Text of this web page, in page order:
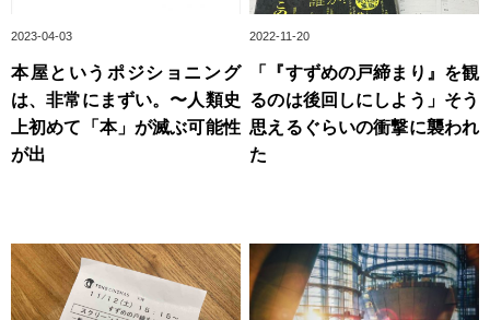
2023-04-03
本屋というポジショニング
は、非常にまずい。〜人類史
上初めて「本」が滅ぶ可能性
が出
2022-11-20
「『すずめの戸締まり』を観
るのは後回しにしよう」そう
思えるぐらいの衝撃に襲われ
た